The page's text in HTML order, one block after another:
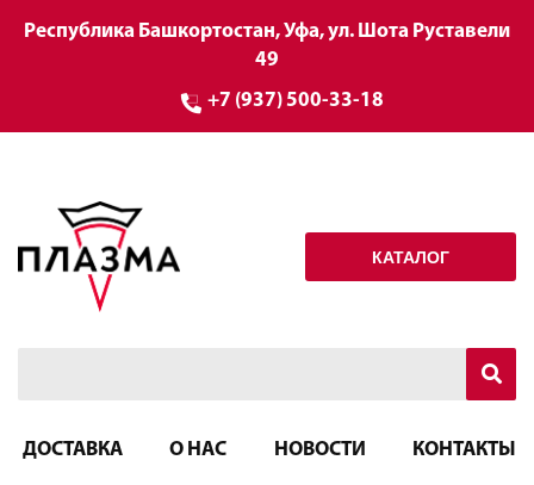
Республика Башкортостан, Уфа, ул. Шота Руставели
49
+7 (937) 500-33-18
КАТАЛОГ
ДОСТАВКА О НАС НОВОСТИ КОНТАКТЫ